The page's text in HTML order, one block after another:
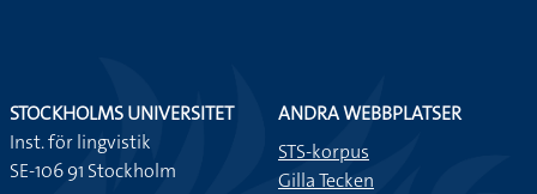
STOCKHOLMS UNIVERSITET
Inst. för lingvistik
SE-106 91 Stockholm
ANDRA WEBBPLATSER
STS-korpus
Gilla Tecken